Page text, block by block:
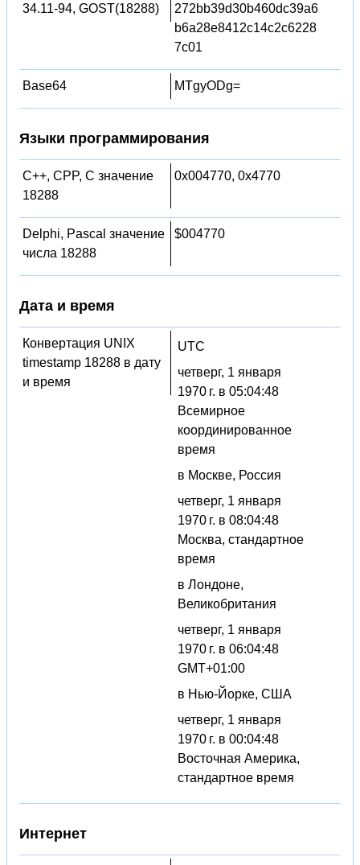
34.11-94, GOST(18288)
272bb39d30b460dc39a6
b6a28e8412c14c2c6228
7c01
Base64 MTgyODg=
Языки программирования
C++, CPP, C значение
18288
0x004770, 0x4770
Delphi, Pascal значение
числа 18288
$004770
Дата и время
Конвертация UNIX
timestamp 18288 в дату
и время
UTC
четверг, 1 января
1970 г. в 05:04:48
Всемирное
координированное
время
в Москве, Россия
четверг, 1 января
1970 г. в 08:04:48
Москва, стандартное
время
в Лондоне,
Великобритания
четверг, 1 января
1970 г. в 06:04:48
GMT+01:00
в Нью-Йорке, США
четверг, 1 января
1970 г. в 00:04:48
Восточная Америка,
стандартное время
Интернет